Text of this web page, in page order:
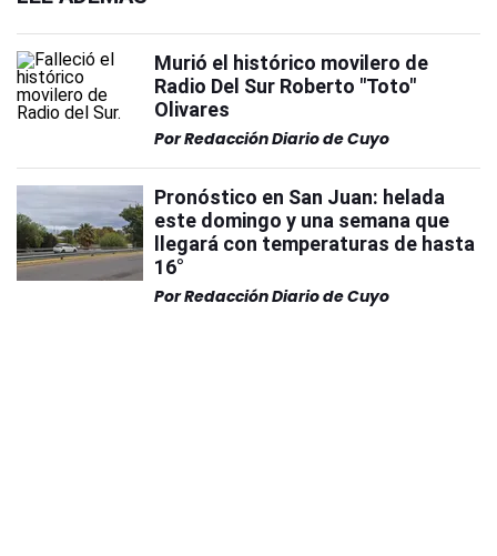
Murió el histórico movilero de
Radio Del Sur Roberto "Toto"
Olivares
PorRedacción Diario de Cuyo
Pronóstico en San Juan: helada
este domingo y una semana que
llegará con temperaturas de hasta
16°
PorRedacción Diario de Cuyo